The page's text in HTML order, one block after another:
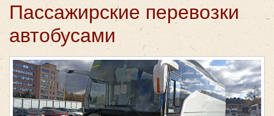
Пассажирские перевозки
автобусами